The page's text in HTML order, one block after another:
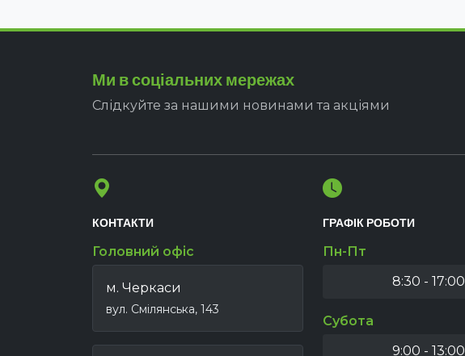
Ми в соціальних мережах
Слідкуйте за нашими новинами та акціями
КОНТАКТИ
Головний офіс
м. Черкаси
вул. Смілянська, 143
ГРАФІК РОБОТИ
Пн-Пт
8:30 - 17:00
Субота
9:00 - 13:00